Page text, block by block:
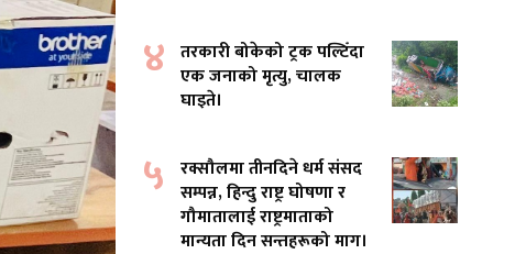
४ तरकारी बोकेको ट्रक पल्टिँदा
एक जनाको मृत्यु, चालक
घाइते।
५ रक्सौलमा तीनदिने धर्म संसद
सम्पन्न, हिन्दु राष्ट्र घोषणा र
गौमातालाई राष्ट्रमाताको
मान्यता दिन सन्तहरूको माग।